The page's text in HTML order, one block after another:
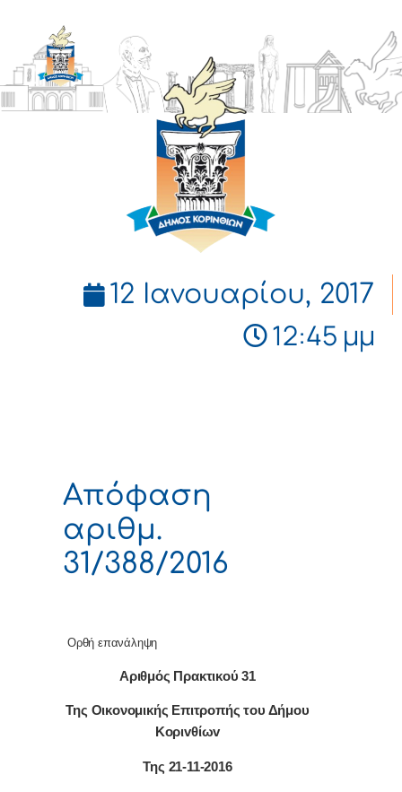
ΔΗΜΟΣ
ΚΟΡΙΝΘΙΩΝ
12 Ιανουαρίου, 2017
12:45 μμ
Απόφαση
αριθμ.
31/388/2016
Ορθή επανάληψη
Αριθμός Πρακτικού 31
Της Οικονομικής Επιτρoπής τoυ Δήμoυ
Κoριvθίωv
Της 21-11-2016